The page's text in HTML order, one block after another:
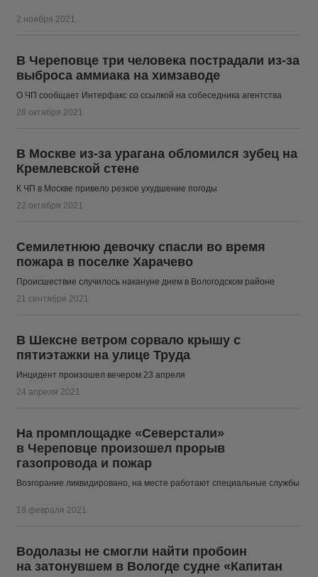
2 ноября 2021
В Череповце три человека пострадали из-за
выброса аммиака на химзаводе
О ЧП сообщает Интерфакс со ссылкой на собеседника агентства
28 октября 2021
В Москве из-за урагана обломился зубец на
Кремлевской стене
К ЧП в Москве привело резкое ухудшение погоды
22 октября 2021
Семилетнюю девочку спасли во время
пожара в поселке Харачево
Происшествие случилось накануне днем в Вологодском районе
21 сентября 2021
В Шексне ветром сорвало крышу с
пятиэтажки на улице Труда
Инцидент произошел вечером 23 апреля
24 апреля 2021
На промплощадке «Северстали»
в Череповце произошел прорыв
газопровода и пожар
Возгорание ликвидировано, на месте работают специальные службы
18 февраля 2021
Водолазы не смогли найти пробоин
на затонувшем в Вологде судне «Капитан